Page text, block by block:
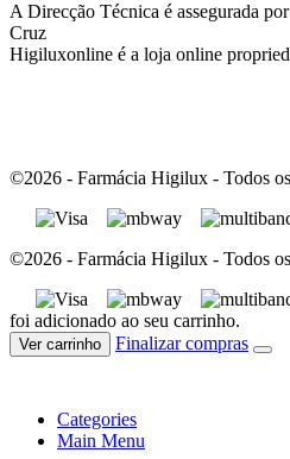
A Direcção Técnica é assegurada
Cruz
Higiluxonline é a loja online
©2026 - Farmácia Higilux - Todos
©2026 - Farmácia Higilux - Todos
foi adicionado ao seu carrinho.
Ver carrinho Finalizar compras
Categories
Main Menu